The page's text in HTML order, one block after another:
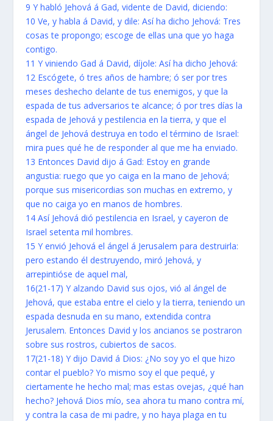
9 Y habló Jehová á Gad, vidente de David, diciendo:
10 Ve, y habla á David, y dile: Así ha dicho Jehová: Tres
cosas te propongo; escoge de ellas una que yo haga
contigo.
11 Y viniendo Gad á David, díjole: Así ha dicho Jehová:
12 Escógete, ó tres años de hambre; ó ser por tres
meses deshecho delante de tus enemigos, y que la
espada de tus adversarios te alcance; ó por tres días la
espada de Jehová y pestilencia en la tierra, y que el
ángel de Jehová destruya en todo el término de Israel:
mira pues qué he de responder al que me ha enviado.
13 Entonces David dijo á Gad: Estoy en grande
angustia: ruego que yo caiga en la mano de Jehová;
porque sus misericordias son muchas en extremo, y
que no caiga yo en manos de hombres.
14 Así Jehová dió pestilencia en Israel, y cayeron de
Israel setenta mil hombres.
15 Y envió Jehová el ángel á Jerusalem para destruirla:
pero estando él destruyendo, miró Jehová, y
arrepintióse de aquel mal,
16(21-17) Y alzando David sus ojos, vió al ángel de
Jehová, que estaba entre el cielo y la tierra, teniendo un
espada desnuda en su mano, extendida contra
Jerusalem. Entonces David y los ancianos se postraron
sobre sus rostros, cubiertos de sacos.
17(21-18) Y dijo David á Dios: ¿No soy yo el que hizo
contar el pueblo? Yo mismo soy el que pequé, y
ciertamente he hecho mal; mas estas ovejas, ¿qué han
hecho? Jehová Dios mío, sea ahora tu mano contra mí,
y contra la casa de mi padre, y no haya plaga en tu